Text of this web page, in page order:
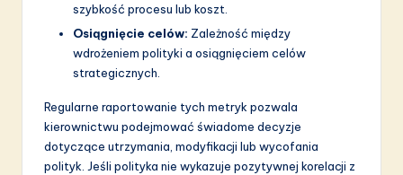
szybkość procesu lub koszt.
Osiągnięcie celów: Zależność między
wdrożeniem polityki a osiągnięciem celów
strategicznych.
Regularne raportowanie tych metryk pozwala
kierownictwu podejmować świadome decyzje
dotyczące utrzymania, modyfikacji lub wycofania
polityk. Jeśli polityka nie wykazuje pozytywnej korelacji z